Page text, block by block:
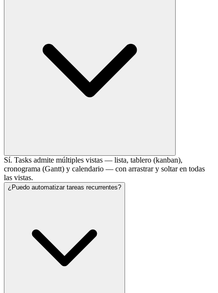
Sí. Tasks admite múltiples vistas — lista, tablero (kanban),
cronograma (Gantt) y calendario — con arrastrar y soltar en todas
las vistas.
¿Puedo automatizar tareas recurrentes?